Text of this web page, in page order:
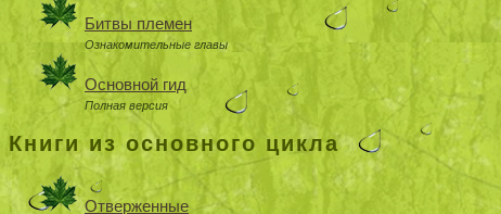
Битвы племен
Ознакомительные главы
Основной гид
Полная версия
Книги из основного цикла
Отверженные